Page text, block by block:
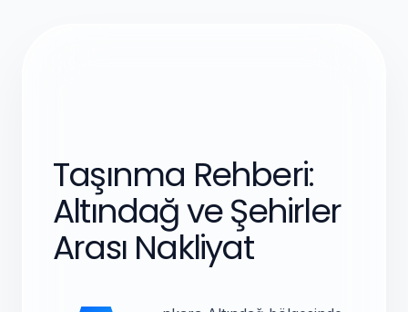
Taşınma Rehberi:
Altındağ ve Şehirler
Arası Nakliyat